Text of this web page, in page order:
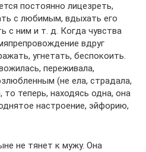
постоянно лицезреть,
с любимым, вдыхать его
с ним и т. д. Когда чувства
вдруг
угнетать, беспокоить.
переживала,
(не ела, страдала,
теперь, находясь одна, она
настроение, эйфорию,
не тянет к мужу. Она